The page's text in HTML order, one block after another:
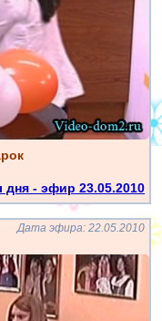
- эфир 23.05.2010
Дата эфира: 22.05.2010